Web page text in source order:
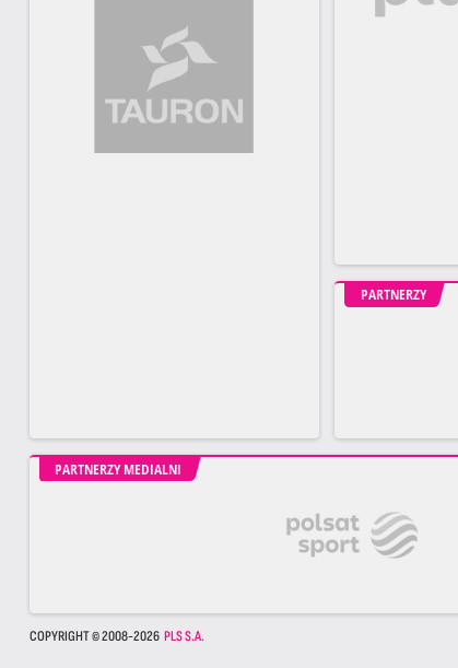
PARTNERZY
PARTNERZY MEDIALNI
COPYRIGHT © 2008-2026 PLS S.A.